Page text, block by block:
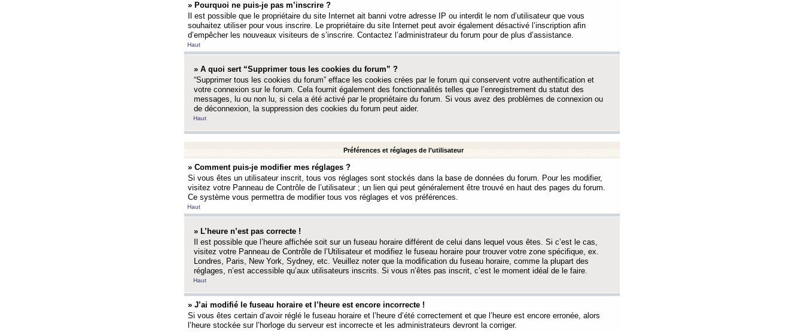
» Pourquoi ne puis-je pas m’inscrire ?
Il est possible que le propriétaire du site Internet ait banni votre adresse IP ou interdit le nom d’utilisateur que vous
souhaitez utiliser pour vous inscrire. Le propriétaire du site Internet peut avoir également désactivé l’inscription afin
d’empêcher les nouveaux visiteurs de s’inscrire. Contactez l’administrateur du forum pour de plus d’assistance.
Haut
» A quoi sert “Supprimer tous les cookies du forum” ?
“Supprimer tous les cookies du forum” efface les cookies crées par le forum qui conservent votre authentification et
votre connexion sur le forum. Cela fournit également des fonctionnalités telles que l’enregistrement du statut des
messages, lu ou non lu, si cela a été activé par le propriétaire du forum. Si vous avez des problèmes de connexion ou
de déconnexion, la suppression des cookies du forum peut aider.
Haut
Préférences et réglages de l’utilisateur
» Comment puis-je modifier mes réglages ?
Si vous êtes un utilisateur inscrit, tous vos réglages sont stockés dans la base de données du forum. Pour les modifier,
visitez votre Panneau de Contrôle de l’utilisateur ; un lien qui peut généralement être trouvé en haut des pages du forum.
Ce système vous permettra de modifier tous vos réglages et vos préférences.
Haut
» L’heure n’est pas correcte !
Il est possible que l’heure affichée soit sur un fuseau horaire différent de celui dans lequel vous êtes. Si c’est le cas,
visitez votre Panneau de Contrôle de l’Utilisateur et modifiez le fuseau horaire pour trouver votre zone spécifique, ex.
Londres, Paris, New York, Sydney, etc. Veuillez noter que la modification du fuseau horaire, comme la plupart des
réglages, n’est accessible qu’aux utilisateurs inscrits. Si vous n’êtes pas inscrit, c’est le moment idéal de le faire.
Haut
» J’ai modifié le fuseau horaire et l’heure est encore incorrecte !
Si vous êtes certain d’avoir réglé le fuseau horaire et l’heure d’été correctement et que l’heure est encore erronée, alors
l’heure stockée sur l’horloge du serveur est incorrecte et les administrateurs devront la corriger.